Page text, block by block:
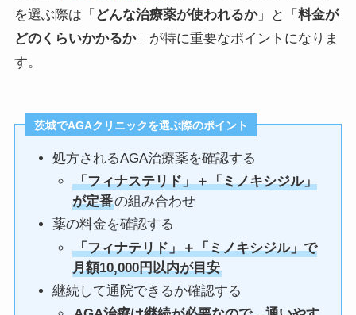
を選ぶ際は「 どんな治療薬が使われるか」と「 料金が
どのくらいかかるか」が特に重要なポイントになりま
す。
茨城でAGAクリニックを選ぶ際のポイント
処方されるAGA治療薬を確認する
「フィナステリド」＋「ミノキシジル」
が定番の組み合わせ
薬の料金を確認する
「フィナテリド」＋「ミノキシジル」で
月額10,000円以内が目安
継続して通院できるか確認する